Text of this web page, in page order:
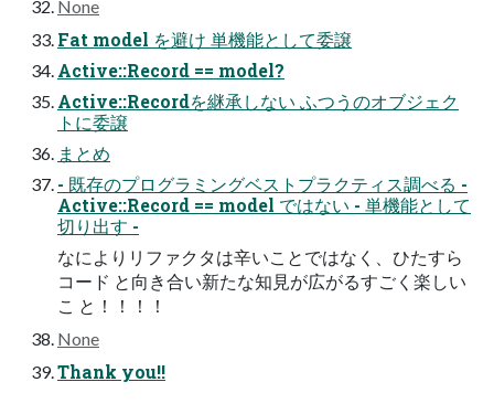
None
Fat model を避け 単機能として委譲
Active::Record == model?
Active::Recordを継承しない ふつうのオブジェク
トに委譲
まとめ
- 既存のプログラミングベストプラクティス調べる -
Active::Record == model ではない - 単機能として
切り出す -
なによりリファクタは辛いことではなく、ひたすら
コード と向き合い新たな知見が広がるすごく楽しい
こ と！！！！
None
Thank you!!